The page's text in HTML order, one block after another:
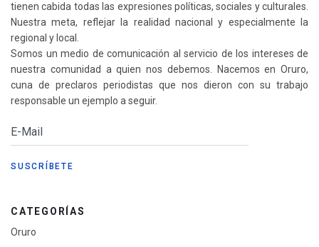
tienen cabida todas las expresiones políticas, sociales y culturales.
Nuestra meta, reflejar la realidad nacional y especialmente la
regional y local.
Somos un medio de comunicación al servicio de los intereses de
nuestra comunidad a quien nos debemos. Nacemos en Oruro,
cuna de preclaros periodistas que nos dieron con su trabajo
responsable un ejemplo a seguir.
CATEGORÍAS
Oruro